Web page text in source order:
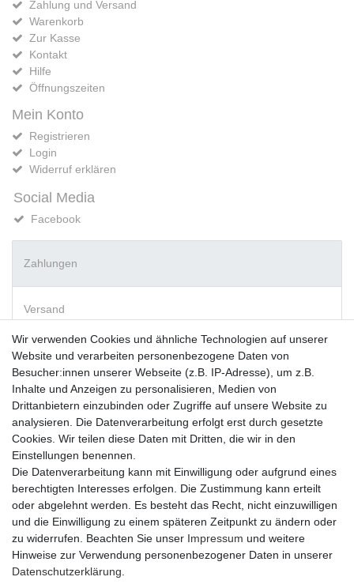
Zahlung und Versand
Warenkorb
Zur Kasse
Kontakt
Hilfe
Öffnungszeiten
Mein Konto
Registrieren
Login
Widerruf erklären
Social Media
Facebook
Zahlungen
Versand
Vorkasse
PayPal
Sofortüberweisung
Kreditkarte
AmazonPay
Bar bei Abholung
Widerrufs­recht Widerrufs­formular Impressum
Wir verwenden Cookies und ähnliche Technologien auf unserer
Website und verarbeiten personenbezogene Daten von
Besucher:innen unserer Webseite (z.B. IP-Adresse), um z.B.
Inhalte und Anzeigen zu personalisieren, Medien von
Drittanbietern einzubinden oder Zugriffe auf unsere Website zu
analysieren. Die Datenverarbeitung erfolgt erst durch gesetzte
Cookies. Wir teilen diese Daten mit Dritten, die wir in den
Einstellungen benennen.
Die Datenverarbeitung kann mit Einwilligung oder aufgrund eines
berechtigten Interesses erfolgen. Die Zustimmung kann erteilt
oder abgelehnt werden. Es besteht das Recht, nicht einzuwilligen
und die Einwilligung zu einem späteren Zeitpunkt zu ändern oder
zu widerrufen. Beachten Sie unser Impressum und weitere
Hinweise zur Verwendung personenbezogener Daten in unserer
Daten­schutz­erklärung